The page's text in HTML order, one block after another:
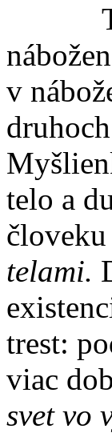
Toto
v
telo a
telami.
trest:
viac
svet vo